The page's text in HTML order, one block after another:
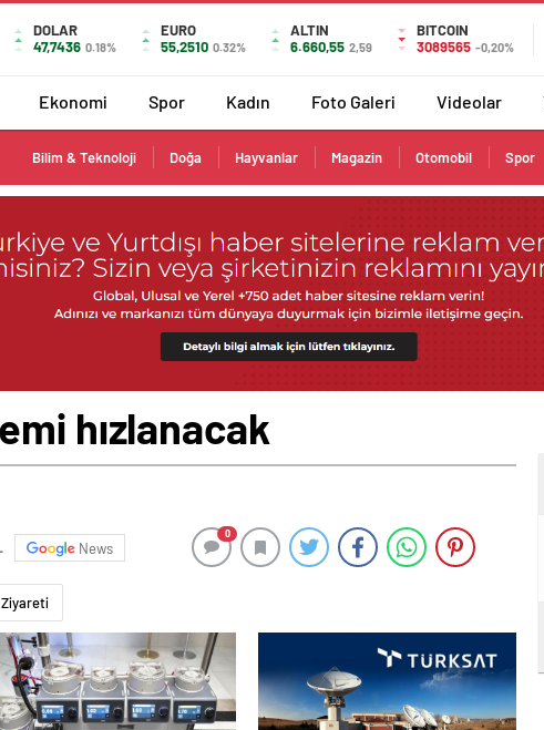
DOLAR
47,7436 0.18%
EURO
55,2510 0.32%
ALTIN
6.660,55 2,59
BITCOIN
3089565 -0,20%
Ekonomi Spor Kadın Foto Galeri Videolar
Bilim & Teknoloji Doğa Hayvanlar Magazin Otomobil Spor
hızlanacak
News
0
Ziyareti